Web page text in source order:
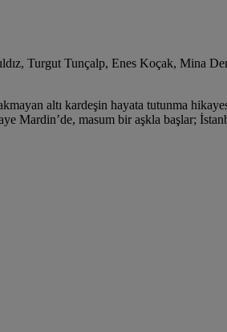
Turgut Tunçalp, Enes Koçak, Mina
altı kardeşin hayata tutunma
Mardin’de, masum bir aşkla başlar;